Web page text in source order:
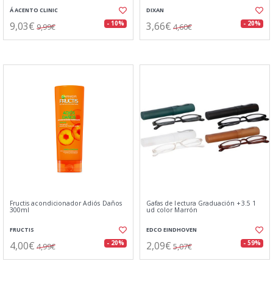
Á ACENTO CLINIC
9,03€ 9,99€ - 10%
DIXAN
3,66€ 4,60€ - 20%
Fructis acondicionador Adiós Daños
300ml
FRUCTIS
4,00€ 4,99€ - 20%
Gafas de lectura Graduación +3.5 1
ud color Marrón
EDCO EINDHOVEN
2,09€ 5,07€ - 59%